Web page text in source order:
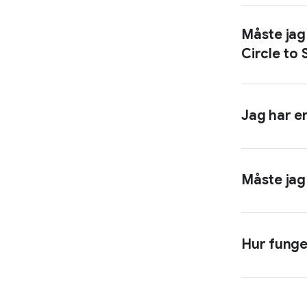
Måste
Circle to
Jag har
in
Måste
Hur